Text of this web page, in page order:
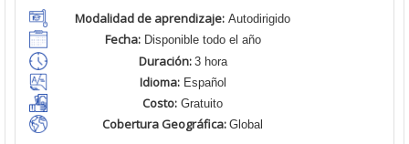
Modalidad de aprendizaje: Autodirigido
Fecha:Disponible todo el año
Duración: 3 hora
Idioma:Español
Costo: Gratuito
Cobertura Geográfica: Global